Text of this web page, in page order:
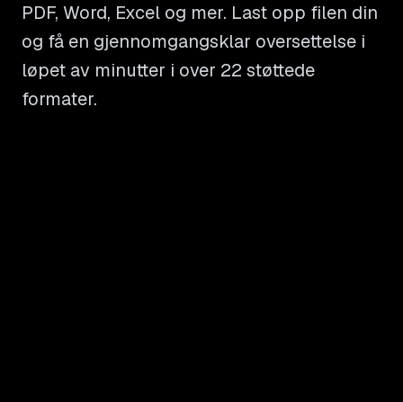
PDF, Word, Excel og mer. Last opp filen din
og få en gjennomgangsklar oversettelse i
løpet av minutter i over 22 støttede
formater.